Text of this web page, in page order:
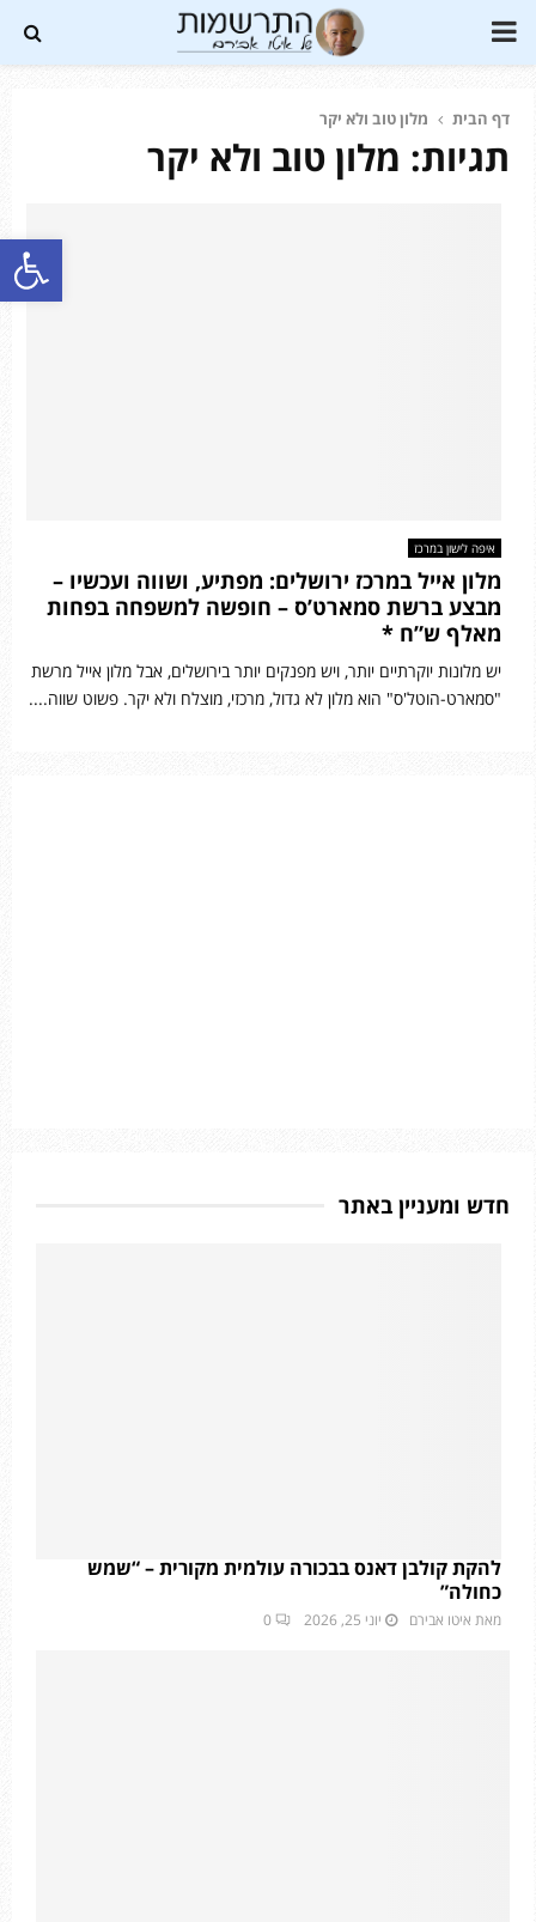
פתח סרגל נגישות
PRIMARY
דף הבית מלון טוב ולא יקר
תגיות: מלון טוב ולא יקר
איפה לישון במרכז
מלון אייל במרכז ירושלים: מפתיע, ושווה ועכשיו –
מבצע ברשת סמארט’ס – חופשה למשפחה בפחות
מאלף ש”ח *
יש מלונות יוקרתיים יותר, ויש מפנקים יותר בירושלים, אבל מלון אייל מרשת
"סמארט-הוטל'ס" הוא מלון לא גדול, מרכזי, מוצלח ולא יקר. פשוט שווה....
חדש ומעניין באתר
להקת קולבן דאנס בבכורה עולמית מקורית – “שמש
כחולה”
מאת איטו אבירם יוני 25, 2026 0